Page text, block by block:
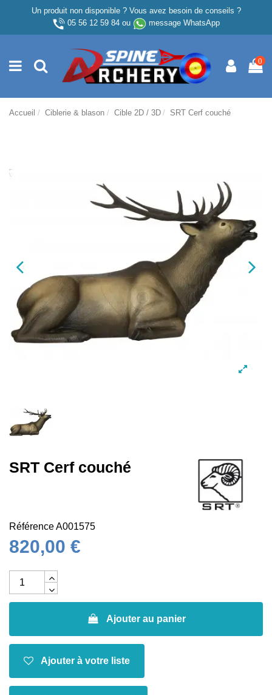
Un produit non disponible ? Vous avez besoin de conseils ?
05 56 12 59 84ou message WhatsApp
0
Accueil Ciblerie & blason Cible 2D / 3D SRT Cerf couché
SRT Cerf couché
RéférenceA001575
820,00 €
Ajouter au panier